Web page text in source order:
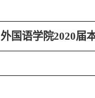
外国语学院2020届